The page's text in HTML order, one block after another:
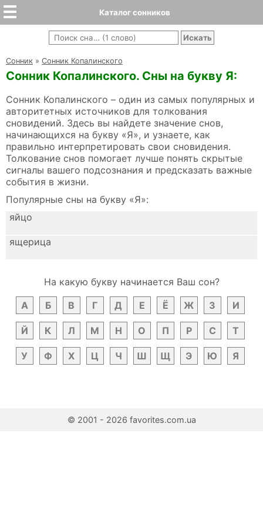
Каталог сонников
Cонник » Сонник Копалинского
Сонник Копалинского. Сны на букву Я:
Сонник Копалинского – один из самых популярных и
авторитетных источников для толкования
сновидений. Здесь вы найдете значение снов,
начинающихся на букву «Я», и узнаете, как
правильно интерпретировать свои сновидения.
Толкование снов помогает лучше понять скрытые
сигналы вашего подсознания и предсказать важные
события в жизни.
Популярные сны на букву «Я»:
яйцо
ящерица
На какую букву начинается Ваш сон?
А
Б В Г Д Е Ё Ж З И
Й К Л М Н О П Р С Т
У Ф Х Ц Ч Ш Щ Э Ю Я
© 2001 - 2026 favorites.com.ua